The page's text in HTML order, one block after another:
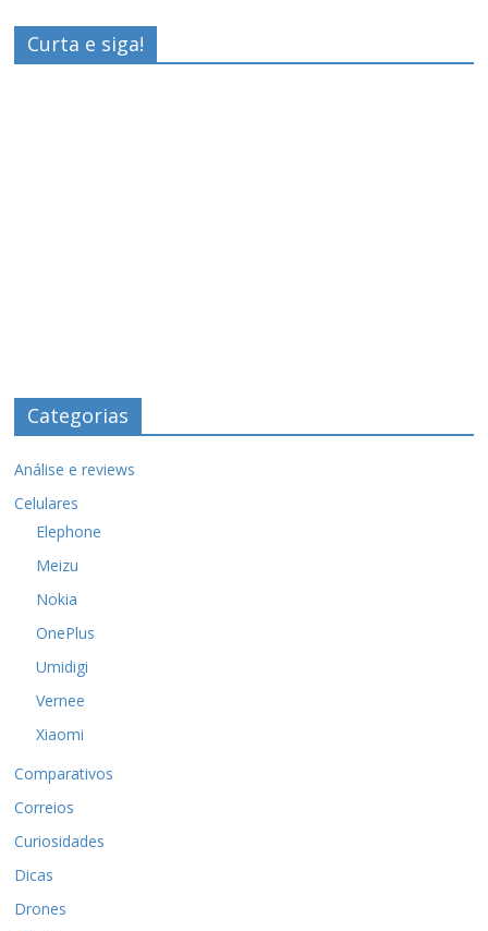
Curta e siga!
Categorias
Análise e reviews
Celulares
Elephone
Meizu
Nokia
OnePlus
Umidigi
Vernee
Xiaomi
Comparativos
Correios
Curiosidades
Dicas
Drones